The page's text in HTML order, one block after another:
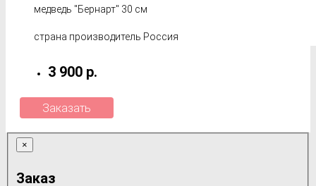
медведь "Бернарт" 30 см
страна производитель Россия
3 900 р.
Заказать
×
Заказ